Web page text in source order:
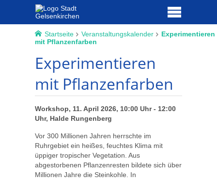
Startseite Veranstaltungskalender
Experimentieren
mit Pflanzenfarben
Experimentieren
mit Pflanzenfarben
Workshop, 11. April 2026, 10:00 Uhr - 12:00
Uhr, Halde Rungenberg
Vor 300 Millionen Jahren herrschte im
Ruhrgebiet ein heißes, feuchtes Klima mit
üppiger tropischer Vegetation. Aus
abgestorbenen Pflanzenresten bildete sich über
Millionen Jahre die Steinkohle. In